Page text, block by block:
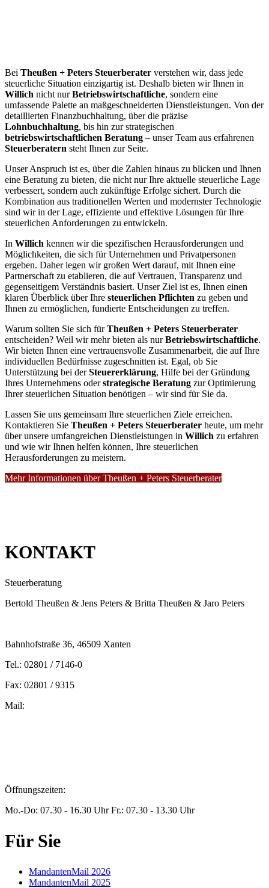
Bei Theußen + Peters Steuerberater verstehen wir, dass jede
steuerliche Situation einzigartig ist. Deshalb bieten wir Ihnen in
Willich nicht nurBetriebswirtschaftliche, sondern eine
umfassende Palette an maßgeschneiderten Dienstleistungen. Von der
detaillierten Finanzbuchhaltung, über die präzise
Lohnbuchhaltung, bis hin zur strategischen
betriebswirtschaftlichen Beratung – unser Team aus erfahrenen
Steuerberatern steht Ihnen zur Seite.
Unser Anspruch ist es, über die Zahlen hinaus zu blicken und Ihnen
eine Beratung zu bieten, die nicht nur Ihre aktuelle steuerliche Lage
verbessert, sondern auch zukünftige Erfolge sichert. Durch die
Kombination aus traditionellen Werten und modernster Technologie
sind wir in der Lage, effiziente und effektive Lösungen für Ihre
steuerlichen Anforderungen zu entwickeln.
In Willich kennen wir die spezifischen Herausforderungen und
Möglichkeiten, die sich für Unternehmen und Privatpersonen
ergeben. Daher legen wir großen Wert darauf, mit Ihnen eine
Partnerschaft zu etablieren, die auf Vertrauen, Transparenz und
gegenseitigem Verständnis basiert. Unser Ziel ist es, Ihnen einen
klaren Überblick über Ihre steuerlichen Pflichten zu geben und
Ihnen zu ermöglichen, fundierte Entscheidungen zu treffen.
Warum sollten Sie sich fürTheußen + Peters Steuerberater
entscheiden? Weil wir mehr bieten als nurBetriebswirtschaftliche.
Wir bieten Ihnen eine vertrauensvolle Zusammenarbeit, die auf Ihre
individuellen Bedürfnisse zugeschnitten ist. Egal, ob Sie
Unterstützung bei derSteuererklärung, Hilfe bei der Gründung
Ihres Unternehmens oderstrategische Beratung zur Optimierung
Ihrer steuerlichen Situation benötigen – wir sind für Sie da.
Lassen Sie uns gemeinsam Ihre steuerlichen Ziele erreichen.
Kontaktieren Sie Theußen + Peters Steuerberater heute, um mehr
über unsere umfangreichen Dienstleistungen in Willich zu erfahren
und wie wir Ihnen helfen können, Ihre steuerlichen
Herausforderungen zu meistern.
Mehr Informationen über Theußen + Peters Steuerberater
KONTAKT
Steuerberatung
Bertold Theußen & Jens Peters & Britta Theußen & Jaro Peters
Bahnhofstraße 36, 46509 Xanten
Tel.: 02801 / 7146-0
Fax: 02801 / 9315
Mail:
Öffnungszeiten:
Mo.-Do: 07.30 - 16.30 Uhr Fr.: 07.30 - 13.30 Uhr
Für Sie
MandantenMail 2026
MandantenMail 2025